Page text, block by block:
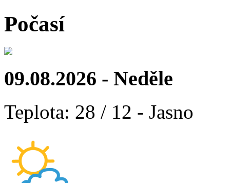
Počasí
09.08.2026 - Neděle
Teplota: 28 / 12 - Jasno